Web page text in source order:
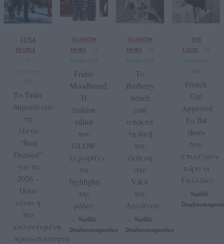
STYLE
PEOPLE
Το Tatler
δημοσίευσε
τη
λίστα
“Best
Dressed”
για το
2026 –
Ποια
είναι η
πιο
καλοντυμένη
προσωπικότητα
FASHION
NEWS
Friday
Moodboard:
Η
fashion
editor
του
GLOW
ξεχωρίζει
τα
highlights
της
μόδας
Vasiliki
Doukoumopoulou
FASHION
NEWS
Το
Burberry
trench
coat
αποκτά
τη δική
του
έκθεση
στο
V&A
του
Λονδίνου
Vasiliki
Doukoumopoulou
THE
LOOK
French
Girl
Approved:
Τα flat
shoes
που
επιλέγουν
τώρα οι
Γαλλίδες
Vasiliki